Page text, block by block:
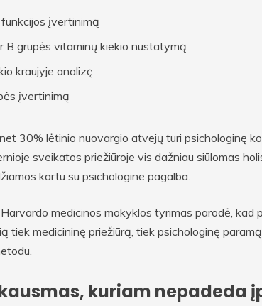
įvertinimą
B grupės vitaminų kiekio nustatymą
kraujyje analizę
įvertinimą
30% lėtinio nuovargio atvejų turi psichologinę
sveikatos priežiūroje vis dažniau siūlomas
kartu su psichologine pagalba.
Harvardo medicinos mokyklos tyrimas parodė, kad
tiek medicininę priežiūrą, tiek psichologinę
kuriam nepadeda